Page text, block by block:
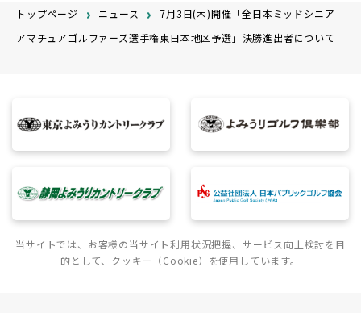
トップページ ニュース
7月3日(木)開催「全日本ミッドシニア
アマチュアゴルファーズ選手権東日本地区予選」決勝進出者について
当サイトでは、お客様の当サイト利用状況把握、サービス向上検討を目
的として、クッキー（Cookie）を使用しています。